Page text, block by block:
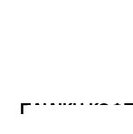
ΠΑΙΔΙΚΗ